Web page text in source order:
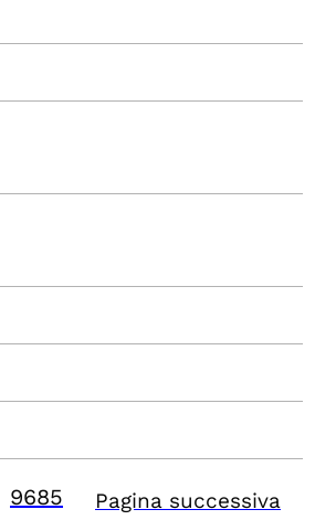
9685 Pagina successiva